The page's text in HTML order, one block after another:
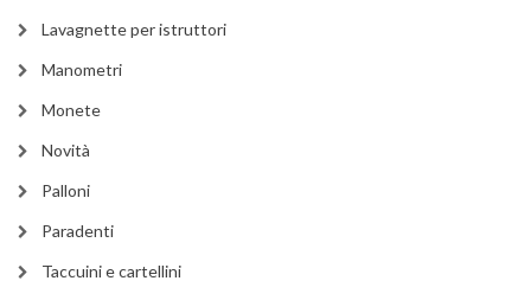
Lavagnette per istruttori
Manometri
Monete
Novità
Palloni
Paradenti
Taccuini e cartellini